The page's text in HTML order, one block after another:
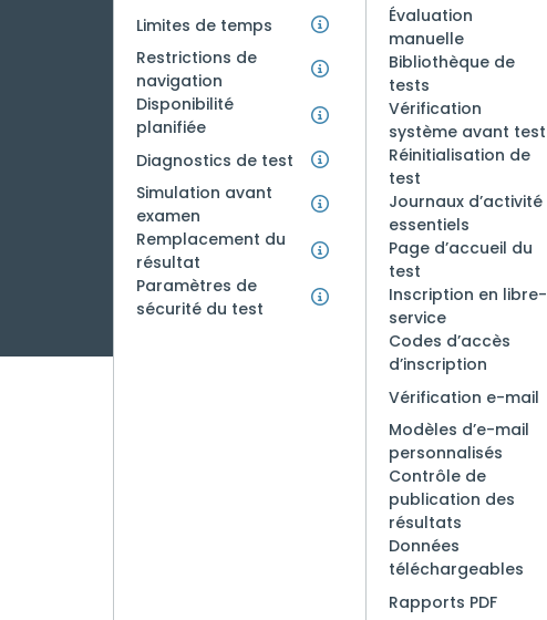
Limites de temps
Restrictions de
navigation
Disponibilité
planifiée
Diagnostics de test
Simulation avant
examen
Remplacement du
résultat
Paramètres de
sécurité du test
Évaluation
manuelle
Bibliothèque de
tests
Vérification
système avant test
Réinitialisation de
test
Journaux d’activité
essentiels
Page d’accueil du
test
Inscription en libre-
service
Codes d’accès
d’inscription
Vérification e-mail
Modèles d’e-mail
personnalisés
Contrôle de
publication des
résultats
Données
téléchargeables
Rapports PDF